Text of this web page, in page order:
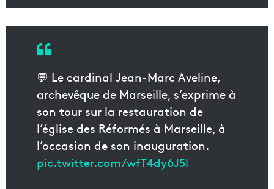
💬 Le cardinal Jean-Marc Aveline,
archevêque de Marseille, s’exprime à
son tour sur la restauration de
l’église des Réformés à Marseille, à
l’occasion de son inauguration.
pic.twitter.com/wfT4dy6J5l